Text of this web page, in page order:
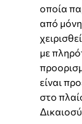
οποία
από
με
είναι
στο